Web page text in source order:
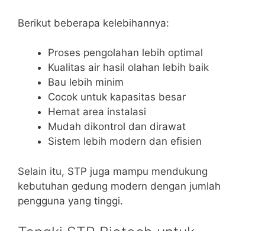
Berikut beberapa kelebihannya:
Proses pengolahan lebih optimal
Kualitas air hasil olahan lebih baik
Bau lebih minim
Cocok untuk kapasitas besar
Hemat area instalasi
Mudah dikontrol dan dirawat
Sistem lebih modern dan efisien
Selain itu, STP juga mampu mendukung
kebutuhan gedung modern dengan jumlah
pengguna yang tinggi.